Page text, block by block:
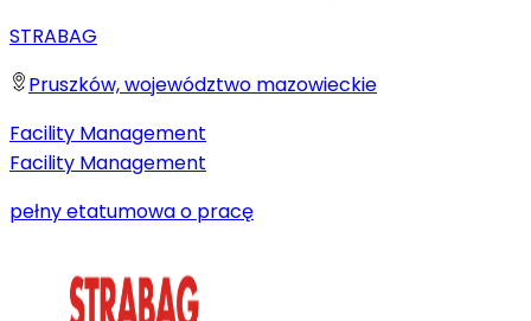
STRABAG
Pruszków, województwo mazowieckie
Facility Management
Facility Management
pełny etatumowa o pracę